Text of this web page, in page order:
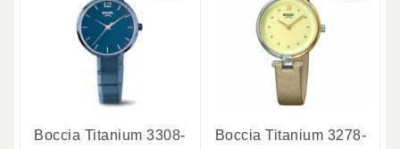
Boccia Titanium 3308-
Boccia Titanium 3278-